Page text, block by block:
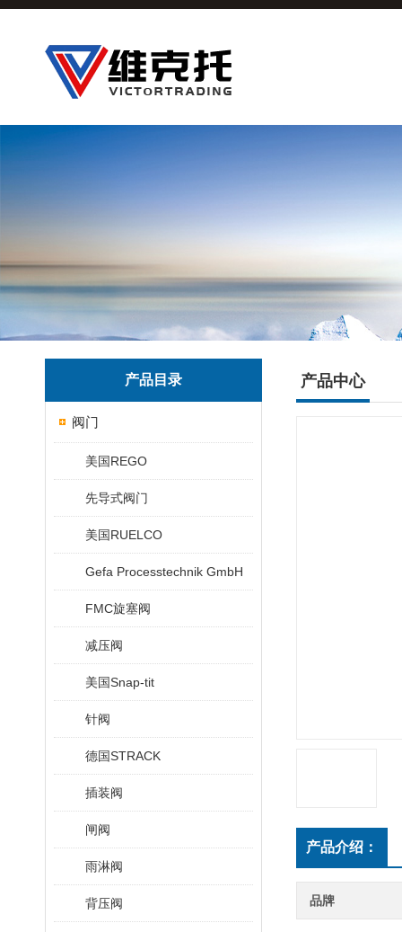
产品目录
阀门
美国REGO
先导式阀门
美国RUELCO
Gefa Processtechnik GmbH
FMC旋塞阀
减压阀
美国Snap-tit
针阀
德国STRACK
插装阀
闸阀
雨淋阀
背压阀
产品中心
产品介绍：
品牌